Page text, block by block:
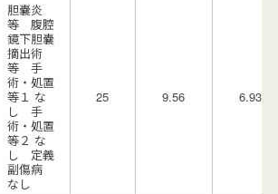
胆嚢炎
等 腹腔
鏡下胆嚢
摘出術
等 手
術・処置
等１ な
し 手
術・処置
等２ な
し 定義
副傷病
なし
25 9.56 6.93